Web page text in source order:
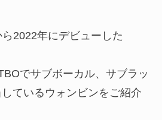
2022年にデビューした
でサブボーカル、サブラッ
ているウォンビンをご紹介